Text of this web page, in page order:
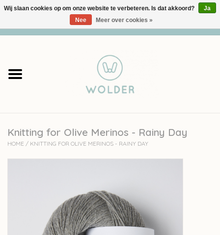
Garens
Accessoires
workshops
Knitting for Olive Merinos - Rainy Day
HOME / KNITTING FOR OLIVE MERINOS - RAINY DAY
Wij slaan cookies op om onze website te verbeteren. Is dat akkoord?
Ja
Nee
Meer over cookies »